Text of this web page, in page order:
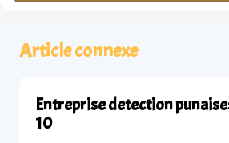
Article connexe
Entreprise detection
10